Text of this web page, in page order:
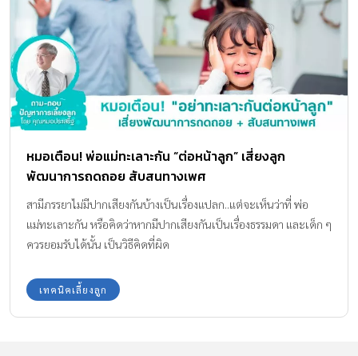
หมอเตือน! พ่อแม่ทะเลาะกัน “ต่อหน้าลูก” เสี่ยงลูก
พัฒนาการถดถอย สับสนทางเพศ
สามีภรรยาไม่มีปากเสียงกันบ้างเป็นเรื่องแปลก..แต่จะเห็นว่าที่ พ่อ
แม่ทะเลาะกัน หรือคิดว่าหากมีปากเสียงกันเป็นเรื่องธรรมดา และเด็ก ๆ
ควรยอมรับได้นั้น เป็นวิธีคิดที่ผิด
เทคนิคเลี้ยงลูก